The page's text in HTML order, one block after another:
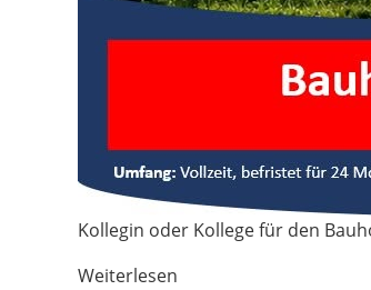
Kollegin oder Kollege für den
Weiterlesen